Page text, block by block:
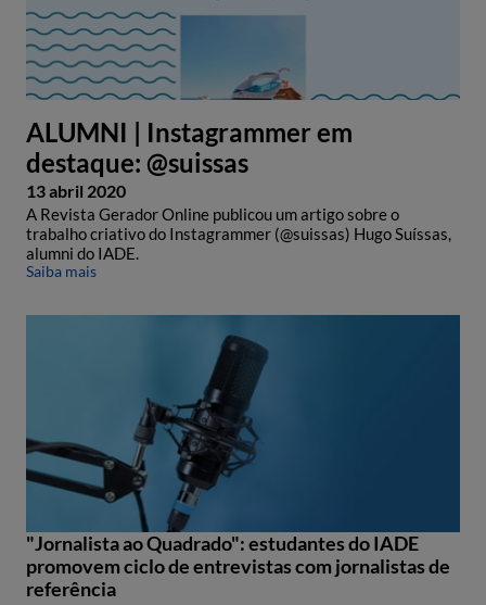
ALUMNI | Instagrammer em
destaque: @suissas
13 abril 2020
A Revista Gerador Online publicou um artigo sobre o
trabalho criativo do Instagrammer (@suissas) Hugo Suíssas,
alumni do IADE.
Saiba mais
"Jornalista ao Quadrado": estudantes do IADE
promovem ciclo de entrevistas com jornalistas de
referência